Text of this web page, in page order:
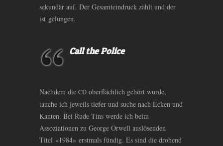
sekundär auf. Der Gesamteindruck zählt und der
ist gelungen.
Call the Police
Nachdem die CD oberflächlich gehört wurde,
tauche ich jeweils tiefer und suche nach Ecken und
Kanten. Bei Rude Tins werde ich beim
Assoziationen zu George Orwell auslösenden
Titel «1984» erstmals fündig. Es sind die drohend